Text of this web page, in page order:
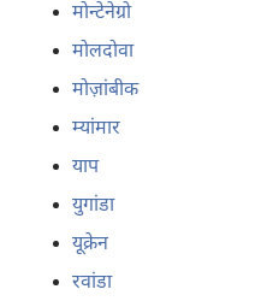
मोन्टेनेग्रो
मोलदोवा
मोज़ांबीक
म्यांमार
याप
युगांडा
यूक्रेन
रवांडा